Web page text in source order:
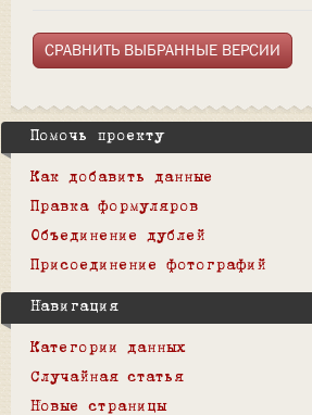
Помочь проекту
Как добавить данные
Правка формуляров
Объединение дублей
Присоединение фотографий
Навигация
Категории данных
Случайная статья
Новые страницы